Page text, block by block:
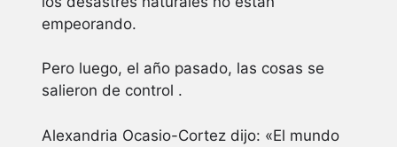
empeorando.
Pero luego, el año pasado, las cosas se
salieron de control .
Alexandria Ocasio-Cortez dijo: «El mundo